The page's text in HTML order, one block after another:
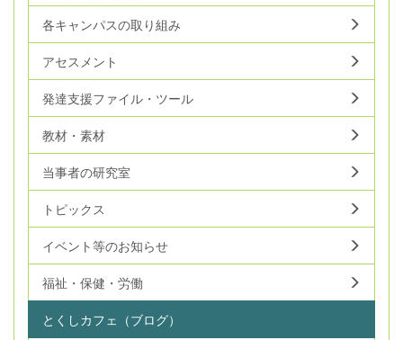
各キャンパスの取り組み
アセスメント
発達支援ファイル・ツール
教材・素材
当事者の研究室
トピックス
イベント等のお知らせ
福祉・保健・労働
とくしカフェ（ブログ）